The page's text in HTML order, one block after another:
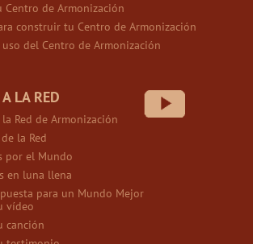
Centro de Armonización
construir tu Centro de Armonización
del Centro de Armonización
A LA RED
Red de Armonización
la Red
por el Mundo
en luna llena
para un Mundo Mejor
vídeo
canción